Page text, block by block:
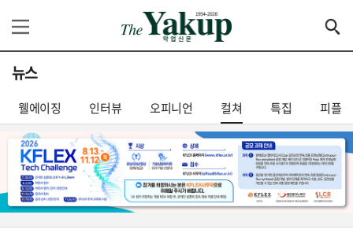
뉴스
웰에이징 인터뷰 오피니언 컬쳐 특집 피플